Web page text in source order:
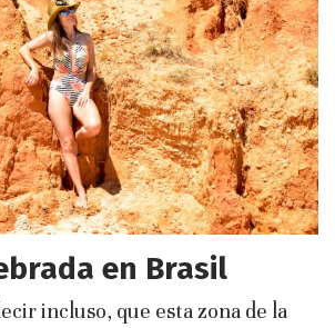
en Brasil
incluso, que esta zona de la